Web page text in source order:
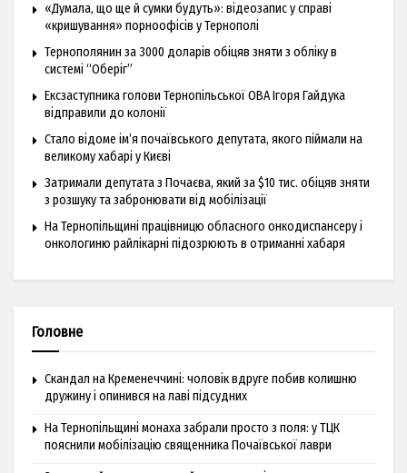
«Думала, що ще й сумки будуть»: відеозапис у справі
«кришування» порноофісів у Тернополі
Тернополянин за 3000 доларів обіцяв зняти з обліку в
системі “Оберіг”
Ексзаступника голови Тернопільської ОВА Ігоря Гайдука
відправили до колонії
Стало відоме ім’я почаївського депутата, якого піймали на
великому хабарі у Києві
Затримали депутата з Почаєва, який за $10 тис. обіцяв зняти
з розшуку та забронювати від мобілізації
На Тернопільщині працівницю обласного онкодиспансеру і
онкологиню райлікарні підозрюють в отриманні хабаря
Головне
Скандал на Кременеччині: чоловік вдруге побив колишню
дружину і опинився на лаві підсудних
На Тернопільщині монаха забрали просто з поля: у ТЦК
пояснили мобілізацію священника Почаївської лаври